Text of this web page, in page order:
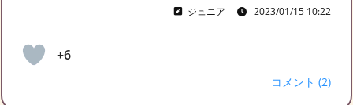
ジュニア 2023/01/15 10:22
+6
コメント (2)